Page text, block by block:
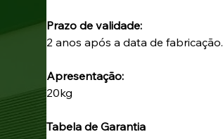
Prazo de validade:
2 anos após a data de fabricação.
Apresentação:
20kg
Tabela de Garantia